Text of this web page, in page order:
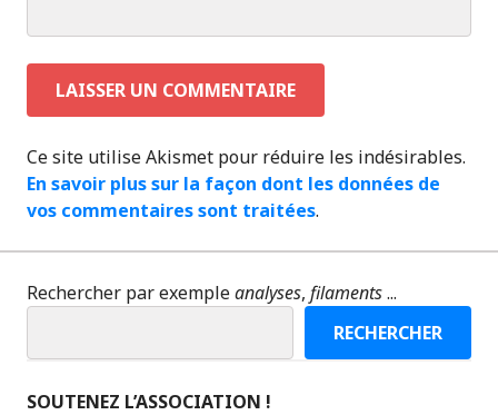
Ce site utilise Akismet pour réduire les indésirables.
En savoir plus sur la façon dont les données de
vos commentaires sont traitées.
Rechercher par exempleanalyses, filaments...
RECHERCHER
SOUTENEZ L’ASSOCIATION !